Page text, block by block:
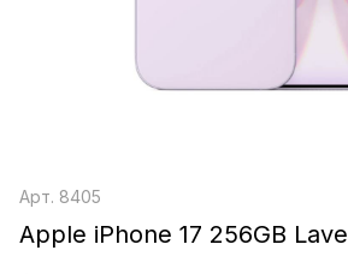
Арт. 8405
Apple iPhone 17 256GB